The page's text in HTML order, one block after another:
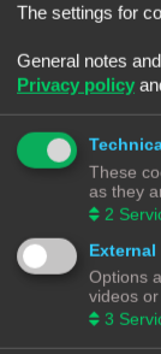
Anycubic
Geplaatst in
canbus
Geplaatst in
Forum
phppbb update
Laatste
Geplaatst in
Laatste bericht
Geplaatst in
Moeilijk
Laatste bericht
The settings for
General notes
Privacy policy
These
as they
2
External
Options
videos
3